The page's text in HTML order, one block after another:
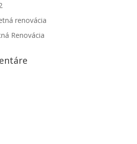
renovácia
Renovácia